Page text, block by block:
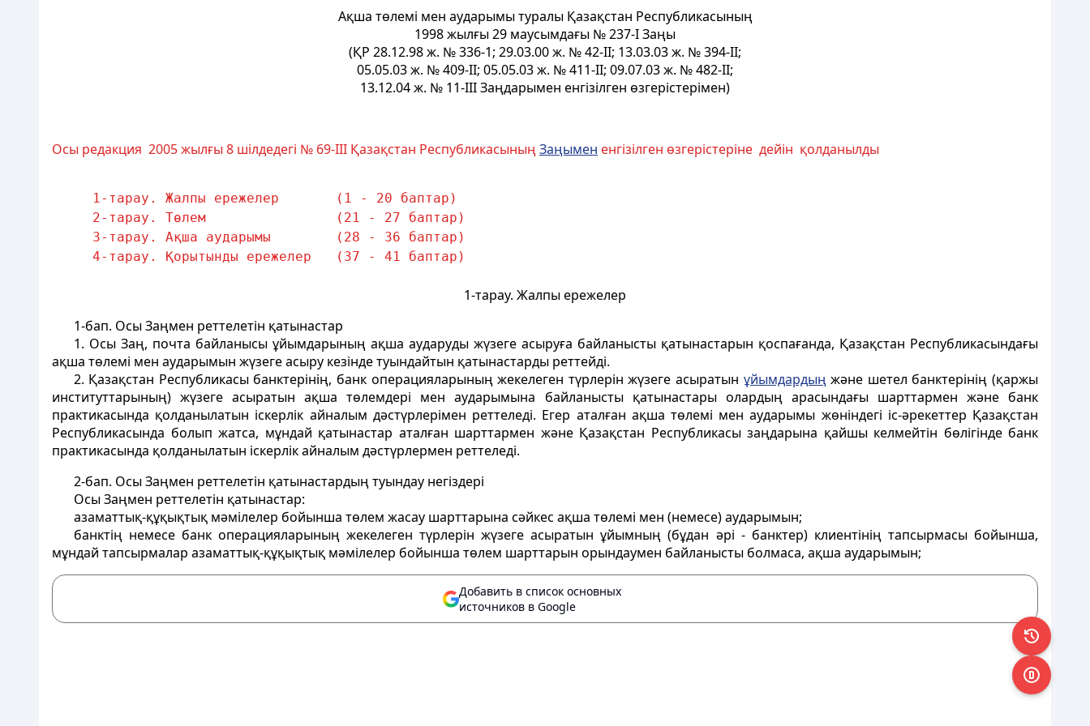
Ақша төлемi мен аударымы туралы Қазақстан Республикасының
1998 жылғы 29 маусымдағы № 237-I Заңы
(ҚР 28.12.98 ж. № 336-1; 29.03.00 ж. № 42-II; 13.03.03 ж. № 394-II;
05.05.03 ж. № 409-II; 05.05.03 ж. № 411-II; 09.07.03 ж. № 482-II;
13.12.04 ж. № 11-III Заңдарымен енгізілген өзгерістерімен)
Осы редакция 2005 жылғы 8 шілдедегі № 69-III Қазақстан Республикасының Заңымен енгізілген өзгерістеріне дейін қолданылды
1-тарау. Жалпы ережелер       (1 - 20 баптар)
2-тарау. Төлем                (21 - 27 баптар)
3-тарау. Ақша аударымы        (28 - 36 баптар)
4-тарау. Қорытынды ережелер   (37 - 41 баптар)
1-тарау. Жалпы ережелер
1-бап. Осы Заңмен реттелетiн қатынастар
1. Осы Заң, почта байланысы ұйымдарының ақша аударуды жүзеге асыруға байланысты қатынастарын қоспағанда, Қазақстан Республикасындағы
ақша төлемi мен аударымын жүзеге асыру кезiнде туындайтын қатынастарды реттейдi.
2. Қазақстан Республикасы банктерiнiң, банк операцияларының жекелеген түрлерiн жүзеге асыратын ұйымдардың және шетел банктерiнiң (қаржы
институттарының) жүзеге асыратын ақша төлемдерi мен аударымына байланысты қатынастары олардың арасындағы шарттармен және банк
практикасында қолданылатын iскерлiк айналым дәстүрлерiмен реттеледi. Егер аталған ақша төлемi мен аударымы жөніндегі iс-әрекеттер Қазақстан
Республикасында болып жатса, мұндай қатынастар аталған шарттармен және Қазақстан Республикасы заңдарына қайшы келмейтiн бөлiгiнде банк
практикасында қолданылатын iскерлiк айналым дәстүрлермен реттеледi.
2-бап. Осы Заңмен реттелетiн қатынастардың туындау негiздерi
Осы Заңмен реттелетiн қатынастар:
азаматтық-құқықтық мәмiлелер бойынша төлем жасау шарттарына сәйкес ақша төлемi мен (немесе) аударымын;
банктiң немесе банк операцияларының жекелеген түрлерiн жүзеге асыратын ұйымның (бұдан әрi - банктер) клиентiнiң тапсырмасы бойынша,
мұндай тапсырмалар азаматтық-құқықтық мәмiлелер бойынша төлем шарттарын орындаумен байланысты болмаса, ақша аударымын;
Добавить в список основных
источников в Google